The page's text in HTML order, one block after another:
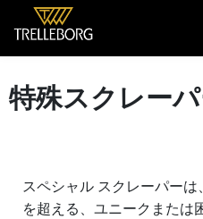
特殊スクレー
スペシャル スクレーパー
を超える、ユニークまたは